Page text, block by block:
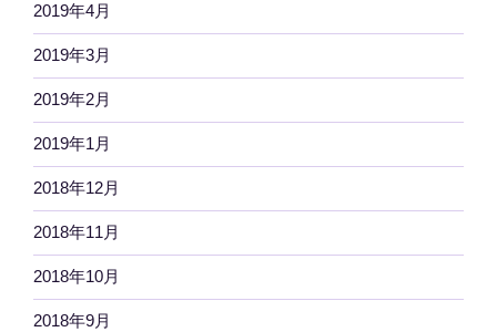
2019年4月
2019年3月
2019年2月
2019年1月
2018年12月
2018年11月
2018年10月
2018年9月